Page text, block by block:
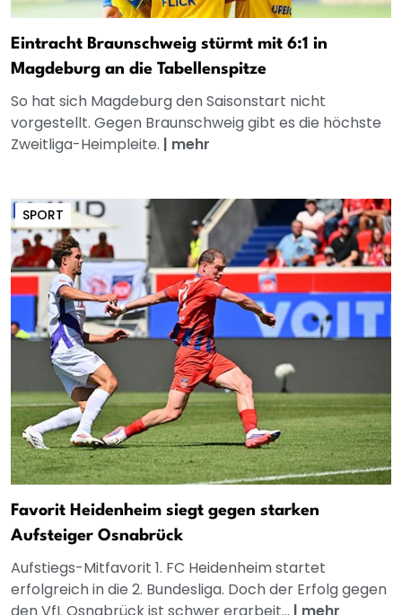
Eintracht Braunschweig stürmt mit 6:1 in
Magdeburg an die Tabellenspitze
So hat sich Magdeburg den Saisonstart nicht
vorgestellt. Gegen Braunschweig gibt es die höchste
Zweitliga-Heimpleite. | mehr
SPORT
Favorit Heidenheim siegt gegen starken
Aufsteiger Osnabrück
Aufstiegs-Mitfavorit 1. FC Heidenheim startet
erfolgreich in die 2. Bundesliga. Doch der Erfolg gegen
den VfL Osnabrück ist schwer erarbeit... | mehr